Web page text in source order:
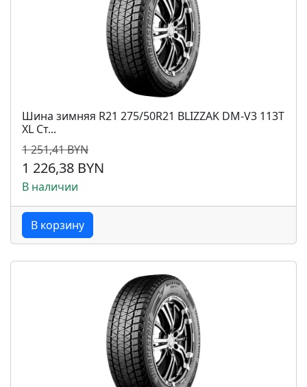
Шина зимняя R21 275/50R21 BLIZZAK DM-V3 113T
XL Ст...
1 251,41 BYN
1 226,38 BYN
В наличии
В корзину